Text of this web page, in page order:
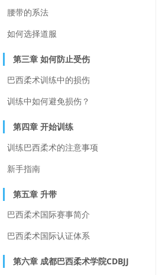
腰带的系法
如何选择道服
第三章 如何防止受伤
巴西柔术训练中的损伤
训练中如何避免损伤？
第四章 开始训练
训练巴西柔术的注意事项
新手指南
第五章 升带
巴西柔术国际赛事简介
巴西柔术国际认证体系
第六章 成都巴西柔术学院CDBJJ